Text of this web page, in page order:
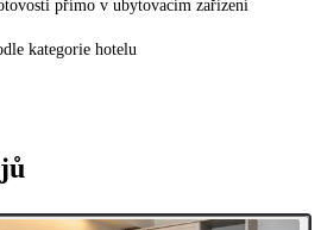
přímo v ubytovacím zařízení
kategorie hotelu